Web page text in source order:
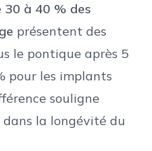
30 à 40 % des
présentent des
le pontique après 5
pour les implants
souligne
la longévité du